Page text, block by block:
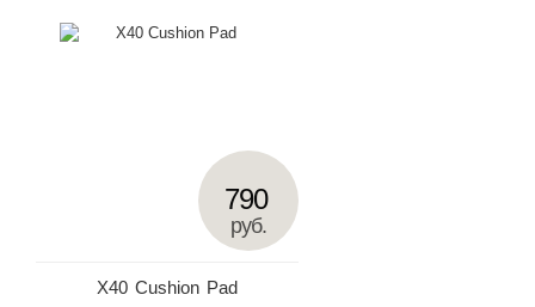
X40 Cushion Pad
790
руб.